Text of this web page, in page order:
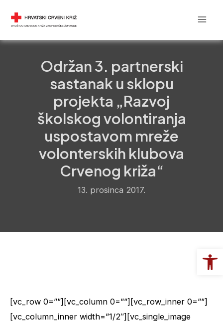
Održan 3. partnerski
sastanak u sklopu
projekta „Razvoj
školskog volontiranja
uspostavom mreže
volonterskih klubova
Crvenog križa“
13. prosinca 2017.
[vc_row 0=””][vc_column 0=””][vc_row_inner 0=””]
[vc_column_inner width=”1/2″][vc_single_image
navigation